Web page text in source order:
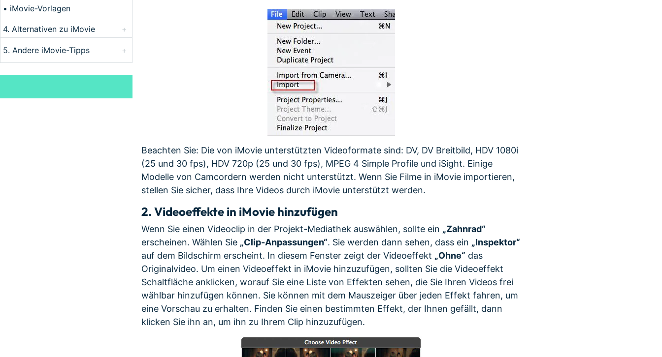
• iMovie-Vorlagen
4. Alternativen zu iMovie +
5. Andere iMovie-Tipps +
Beachten Sie: Die von iMovie unterstützten Videoformate sind: DV, DV Breitbild, HDV 1080i
(25 und 30 fps), HDV 720p (25 und 30 fps), MPEG 4 Simple Profile und iSight. Einige
Modelle von Camcordern werden nicht unterstützt. Wenn Sie Filme in iMovie importieren,
stellen Sie sicher, dass Ihre Videos durch iMovie unterstützt werden.
2. Videoeffekte in iMovie hinzufügen
Wenn Sie einen Videoclip in der Projekt-Mediathek auswählen, sollte ein „Zahnrad“
erscheinen. Wählen Sie „Clip-Anpassungen“. Sie werden dann sehen, dass ein „Inspektor“
auf dem Bildschirm erscheint. In diesem Fenster zeigt der Videoeffekt „Ohne“ das
Originalvideo. Um einen Videoeffekt in iMovie hinzuzufügen, sollten Sie die Videoeffekt
Schaltfläche anklicken, worauf Sie eine Liste von Effekten sehen, die Sie Ihren Videos frei
wählbar hinzufügen können. Sie können mit dem Mauszeiger über jeden Effekt fahren, um
eine Vorschau zu erhalten. Finden Sie einen bestimmten Effekt, der Ihnen gefällt, dann
klicken Sie ihn an, um ihn zu Ihrem Clip hinzuzufügen.